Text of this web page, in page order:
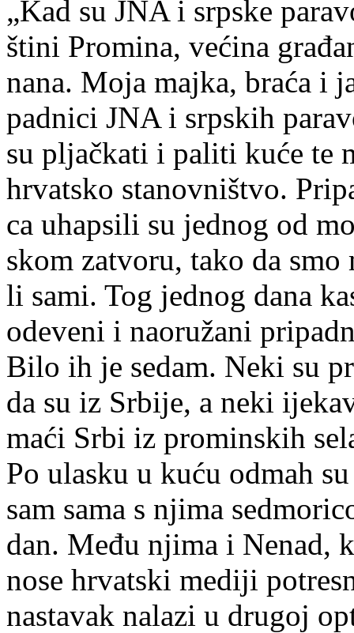
„Kad su JNA i srp­ske
šti­ni Pro­mi­na, ve­ći­na
na­na. Mo­ja maj­ka, bra­ća i
pad­ni­ci JNA i srp­skih
su pljač­ka­ti i pa­li­ti ku­će te
hr­vat­sko sta­nov­ni­štvo.
ca uhap­si­li su jed­nog od
skom za­tvo­ru, ta­ko da
li sa­mi. Tog jed­nog da­na
ode­ve­ni i na­o­ru­ža­ni
Bi­lo ih je se­dam. Ne­ki su
da su iz Sr­bi­je, a ne­ki
ma­ći Sr­bi iz pro­min­skih
Po ula­sku u ku­ću od­mah
sam sa­ma s nji­ma
dan. Me­đu nji­ma i Ne­nad,
no­se hr­vat­ski me­di­ji
na­sta­vak na­la­zi u dru­goj